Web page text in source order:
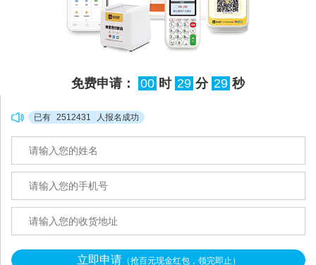
免费申请： 00 时 29 分 28 秒
已有 2512431 人报名成功
立即申请（抢百元现金红包，领完即止）